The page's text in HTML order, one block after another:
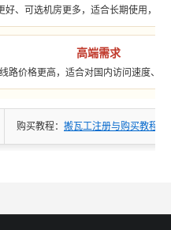
好、可选机房更多，适合长期使用，也
高端需求
路价格更高，适合对国内访问速度、
购买教程： 搬瓦工注册与购买教程